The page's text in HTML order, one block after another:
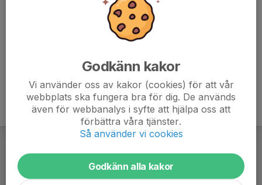
Godkänn kakor
Vi använder oss av kakor (cookies) för att vår
webbplats ska fungera bra för dig. De används
även för webbanalys i syfte att hjälpa oss att
förbättra våra tjänster.
Så använder vi cookies
Godkänn alla kakor